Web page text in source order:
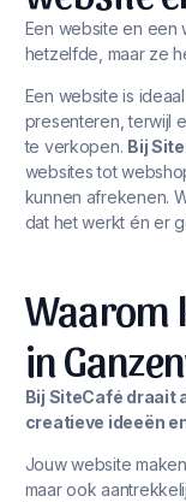
Een website en een
hetzelfde, maar ze
Een website is
presenteren, terwijl
te verkopen. Bij
websites tot
kunnen afrekenen.
dat het werkt én er
Waarom
in
Bij SiteCafé draait
creatieve ideeën
Jouw website
maar ook